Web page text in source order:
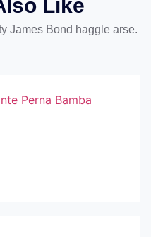
Like
James Bond haggle arse.